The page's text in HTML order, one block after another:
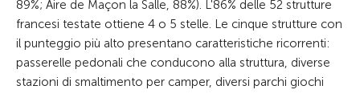
89%; Aire de Maçon la Salle, 88%). L'86% delle 52 strutture
francesi testate ottiene 4 o 5 stelle. Le cinque strutture con
il punteggio più alto presentano caratteristiche ricorrenti:
passerelle pedonali che conducono alla struttura, diverse
stazioni di smaltimento per camper, diversi parchi giochi